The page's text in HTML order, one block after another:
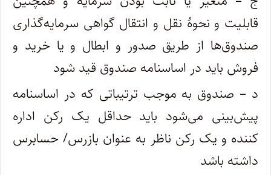
قابلیت و نحوۀ نقل و انتقال گواهی سرمایه‌گذاری
صندوق‌ها از طریق صدور و ابطال و یا خرید و
فروش باید در اساسنامه صندوق قید شود
د – صندوق به موجب ترتیباتی که در اساسنامه
پیش‌بینی می‌شود باید حداقل یک رکن اداره
کننده و یک رکن ناظر به عنوان بازرس/ حسابرس
داشته باشد